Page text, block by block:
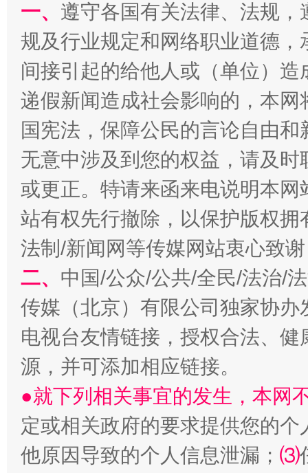
揭开“小金库”的免责幌子
受贿1.44亿！段成刚被判无期 从幼
全民健身五年计划来了！等你上场
一、 遵守各国有关法律、法规
规及行业规定和网络职业道德
间接引起的给他人或（单位）
递假新闻造成社会影响的，本
国宪法，保障公民的言论自由
无意中涉及到您的权益，请及
或更正。特请来函来电说明本
站有权先行撤除，以保护版权
法制/新闻网等传媒网站衷心致
二、 中国/公众/公共/全民/法治/
传媒（北京）有限公司独家协
电视台友情链接，授权合法、
源，并可添加相应链接。
●就下列相关事宜的发生，本网
定或相关政府的要求提供您的个
他原因导致的个人信息泄漏； ⑶